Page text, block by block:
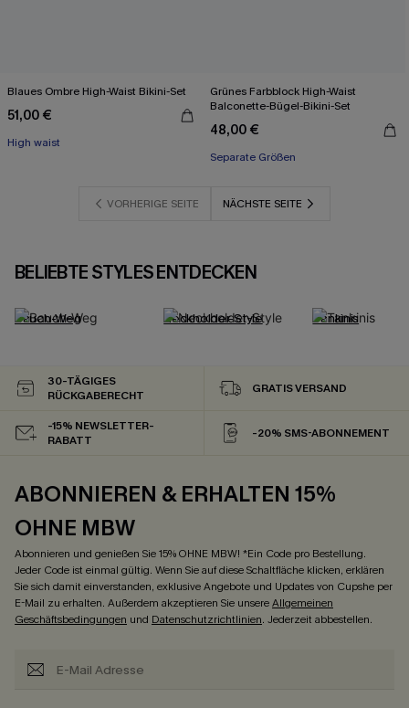
Blaues Ombre High-Waist Bikini-Set
51,00 €
High waist
Grünes Farbblock High-Waist
Balconette-Bügel-Bikini-Set
48,00 €
Separate Größen
VORHERIGE SEITE NÄCHSTE SEITE
BELIEBTE STYLES ENTDECKEN
Bauch-Weg Neckholder-Style Tankinis
30-TÄGIGES
RÜCKGABERECHT
GRATIS VERSAND
-15% NEWSLETTER-
RABATT
-20% SMS-ABONNEMENT
ABONNIEREN & ERHALTEN 15%
OHNE MBW
Abonnieren und genießen Sie 15% OHNE MBW! *Ein Code pro Bestellung.
Jeder Code ist einmal gültig. Wenn Sie auf diese Schaltfläche klicken, erklären
Sie sich damit einverstanden, exklusive Angebote und Updates von Cupshe per
E-Mail zu erhalten. Außerdem akzeptieren Sie unsereAllgemeinen
Geschäftsbedingungen und Datenschutzrichtlinien. Jederzeit abbestellen.